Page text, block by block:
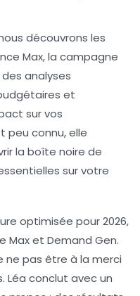
découvrons les
Max, la campagne
analyses
et
sur vos
peu connu, elle
la boîte noire de
sur votre
optimisée pour 2026,
Max et Demand Gen.
pas être à la merci
Léa conclut avec un